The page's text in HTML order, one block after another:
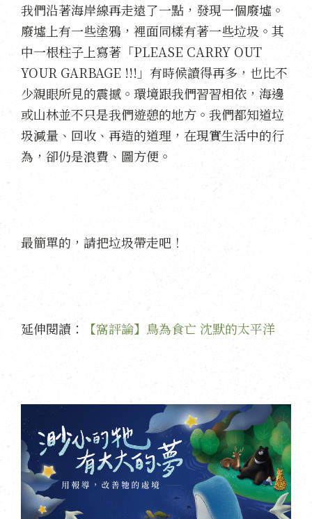
我們沿著海岸線再走遠了一點，發現一個廢墟。
廢墟上有一些塗鴉，裡面同樣有著一些垃圾。其
中一根柱子上寫著「PLEASE CARRY OUT
YOUR GARBAGE !!!」有時候讀得再多，也比不
少親眼所見的震撼。環境跟我們習習相依，海邊
或山林並不只是我們遊憩的地方。我們都知道垃
圾減量、回收、再造的道理，在現實生活中的行
為，卻仍是浪費、圖方便。
最簡單的，請把垃圾帶走吧！
延伸閱讀： 【窩評論】鳥為食亡 沈默的太平洋